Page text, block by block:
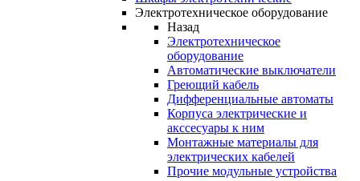
Электротехническое оборудование
Назад
Электротехническое
оборудование
Автоматические выключатели
Греющий кабель
Дифференциальные автоматы
Корпуса электрические и
акссесуары к ним
Монтажные материалы для
электрических кабелей
Прочие модульные устройства